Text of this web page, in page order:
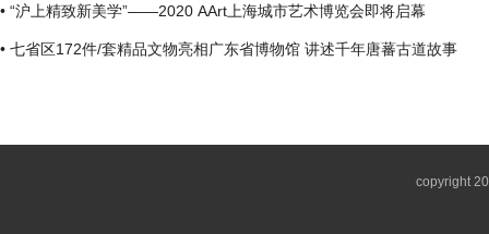
• “沪上精致新美学”——2020 AArt上海城市艺术博览会即将启幕
• 七省区172件/套精品文物亮相广东省博物馆 讲述千年唐蕃古道故事
copyright